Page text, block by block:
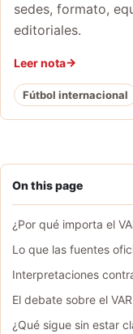
On this page
¿Por qué importa el
Lo que las fuentes
Interpretaciones
El debate sobre el
¿Qué sigue sin estar
sedes, formato,
editoriales.
Leer nota
Fútbol internacional